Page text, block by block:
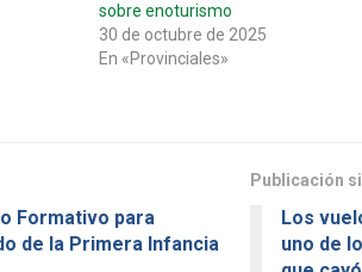
sobre enoturismo
30 de octubre de 2025
En «Provinciales»
Formativo para
de la Primera Infancia
Publicación
Los
uno de